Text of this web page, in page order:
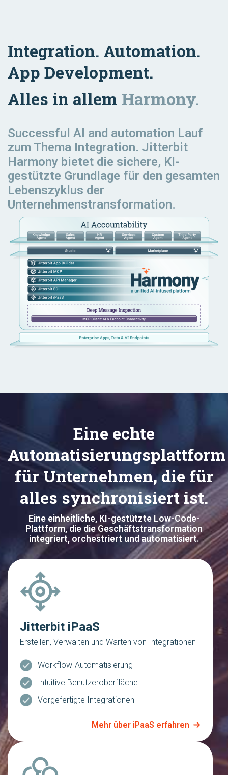
Integration. Automation.
App Development.
Alles in allem Harmony.
Successful AI and automation Lauf
zum Thema Integration. Jitterbit
Harmony bietet die sichere, KI-
gestützte Grundlage für den gesamten
Lebenszyklus der
Unternehmenstransformation.
Eine echte
Automatisierungsplattform
für Unternehmen, die für
alles synchronisiert ist.
Eine einheitliche, KI-gestützte Low-Code-
Plattform, die die Geschäftstransformation
integriert, orchestriert und automatisiert.
Jitterbit iPaaS
Erstellen, Verwalten und Warten von Integrationen
Workflow-Automatisierung
Intuitive Benutzeroberfläche
Vorgefertigte Integrationen
Mehr über iPaaS erfahren